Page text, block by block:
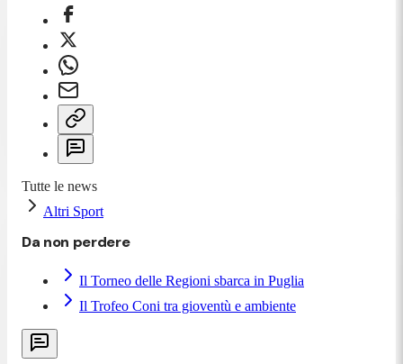
Tutte le news
Altri Sport
Da non perdere
Il Torneo delle Regioni sbarca in Puglia
Il Trofeo Coni tra gioventù e ambiente